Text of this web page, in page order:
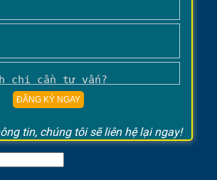
tin, chúng tôi sẽ liên hệ lại ngay!